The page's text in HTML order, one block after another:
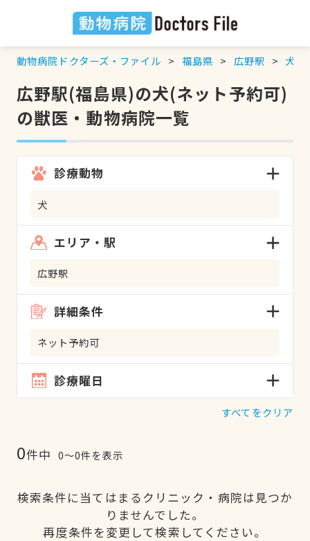
動物病院ドクターズ・ファイル 福島県 広野駅 犬
広野駅(福島県)の犬(ネット予約可)
の獣医・動物病院一覧
診療動物
犬
エリア・駅
広野駅
詳細条件
ネット予約可
診療曜日
すべてをクリア
0件中 0〜0件を表示
検索条件に当てはまるクリニック・病院は見つか
りませんでした。
再度条件を変更して検索してください。